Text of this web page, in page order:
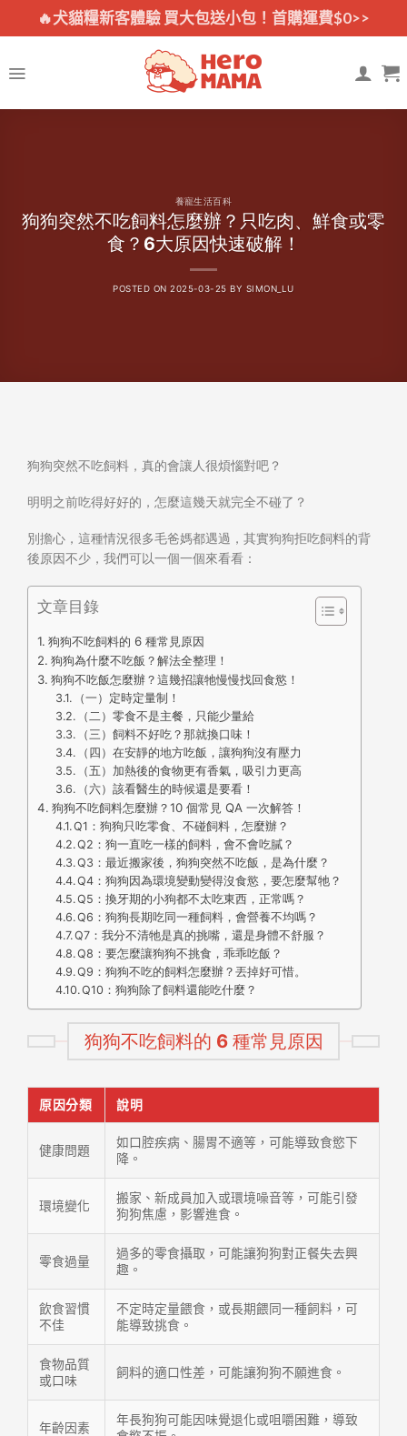
🔥犬貓糧新客體驗 買大包送小包！首購運費$0>>
養寵生活百科
狗狗突然不吃飼料怎麼辦？只吃肉、鮮食或零
食？6大原因快速破解！
POSTED ON2025-03-25 BY SIMON_LU
狗狗突然不吃飼料，真的會讓人很煩惱對吧？
明明之前吃得好好的，怎麼這幾天就完全不碰了？
別擔心，這種情況很多毛爸媽都遇過，其實狗狗拒吃飼料的背
後原因不少，我們可以一個一個來看看：
文章目錄
狗狗不吃飼料的 6 種常見原因
狗狗為什麼不吃飯？解法全整理！
狗狗不吃飯怎麼辦？這幾招讓牠慢慢找回食慾！
（一）定時定量制！
（二）零食不是主餐，只能少量給
（三）飼料不好吃？那就換口味！
（四）在安靜的地方吃飯，讓狗狗沒有壓力
（五）加熱後的食物更有香氣，吸引力更高
（六）該看醫生的時候還是要看！
狗狗不吃飼料怎麼辦？10 個常見 QA 一次解答！
Q1：狗狗只吃零食、不碰飼料，怎麼辦？
Q2：狗一直吃一樣的飼料，會不會吃膩？
Q3：最近搬家後，狗狗突然不吃飯，是為什麼？
Q4：狗狗因為環境變動變得沒食慾，要怎麼幫牠？
Q5：換牙期的小狗都不太吃東西，正常嗎？
Q6：狗狗長期吃同一種飼料，會營養不均嗎？
Q7：我分不清牠是真的挑嘴，還是身體不舒服？
Q8：要怎麼讓狗狗不挑食，乖乖吃飯？
Q9：狗狗不吃的飼料怎麼辦？丟掉好可惜。
Q10：狗狗除了飼料還能吃什麼？
狗狗不吃飼料的 6 種常見原因
原因分類 說明
健康問題
如口腔疾病、腸胃不適等，可能導致食慾下
降。
環境變化
搬家、新成員加入或環境噪音等，可能引發
狗狗焦慮，影響進食。
零食過量
過多的零食攝取，可能讓狗狗對正餐失去興
趣。
飲食習慣
不佳
不定時定量餵食，或長期餵同一種飼料，可
能導致挑食。
食物品質
或口味
飼料的適口性差，可能讓狗狗不願進食。
年齡因素
年長狗狗可能因味覺退化或咀嚼困難，導致